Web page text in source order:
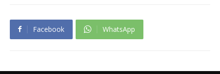
Facebook WhatsApp